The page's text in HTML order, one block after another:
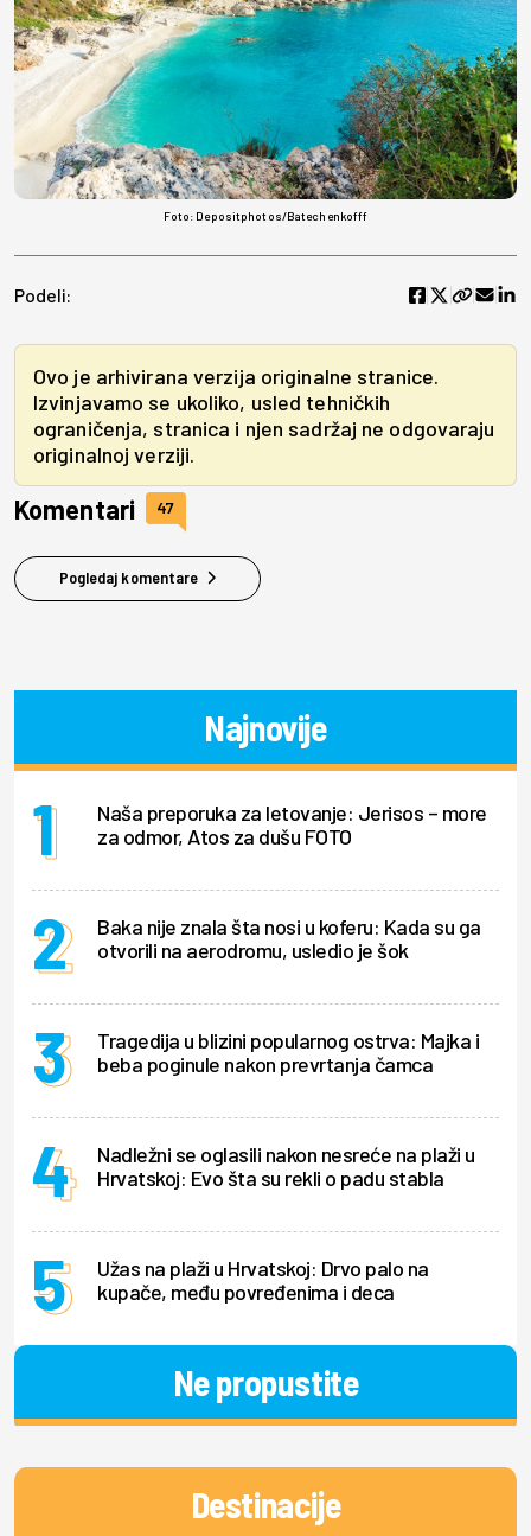
Foto: Depositphotos/Batechenkofff
Podeli:
Ovo je arhivirana verzija originalne stranice.
Izvinjavamo se ukoliko, usled tehničkih
ograničenja, stranica i njen sadržaj ne odgovaraju
originalnoj verziji.
Komentari 47
Pogledaj komentare
Najnovije
Naša preporuka za letovanje: Jerisos – more
za odmor, Atos za dušu FOTO
Baka nije znala šta nosi u koferu: Kada su ga
otvorili na aerodromu, usledio je šok
Tragedija u blizini popularnog ostrva: Majka i
beba poginule nakon prevrtanja čamca
Nadležni se oglasili nakon nesreće na plaži u
Hrvatskoj: Evo šta su rekli o padu stabla
Užas na plaži u Hrvatskoj: Drvo palo na
kupače, među povređenima i deca
Ne propustite
Destinacije